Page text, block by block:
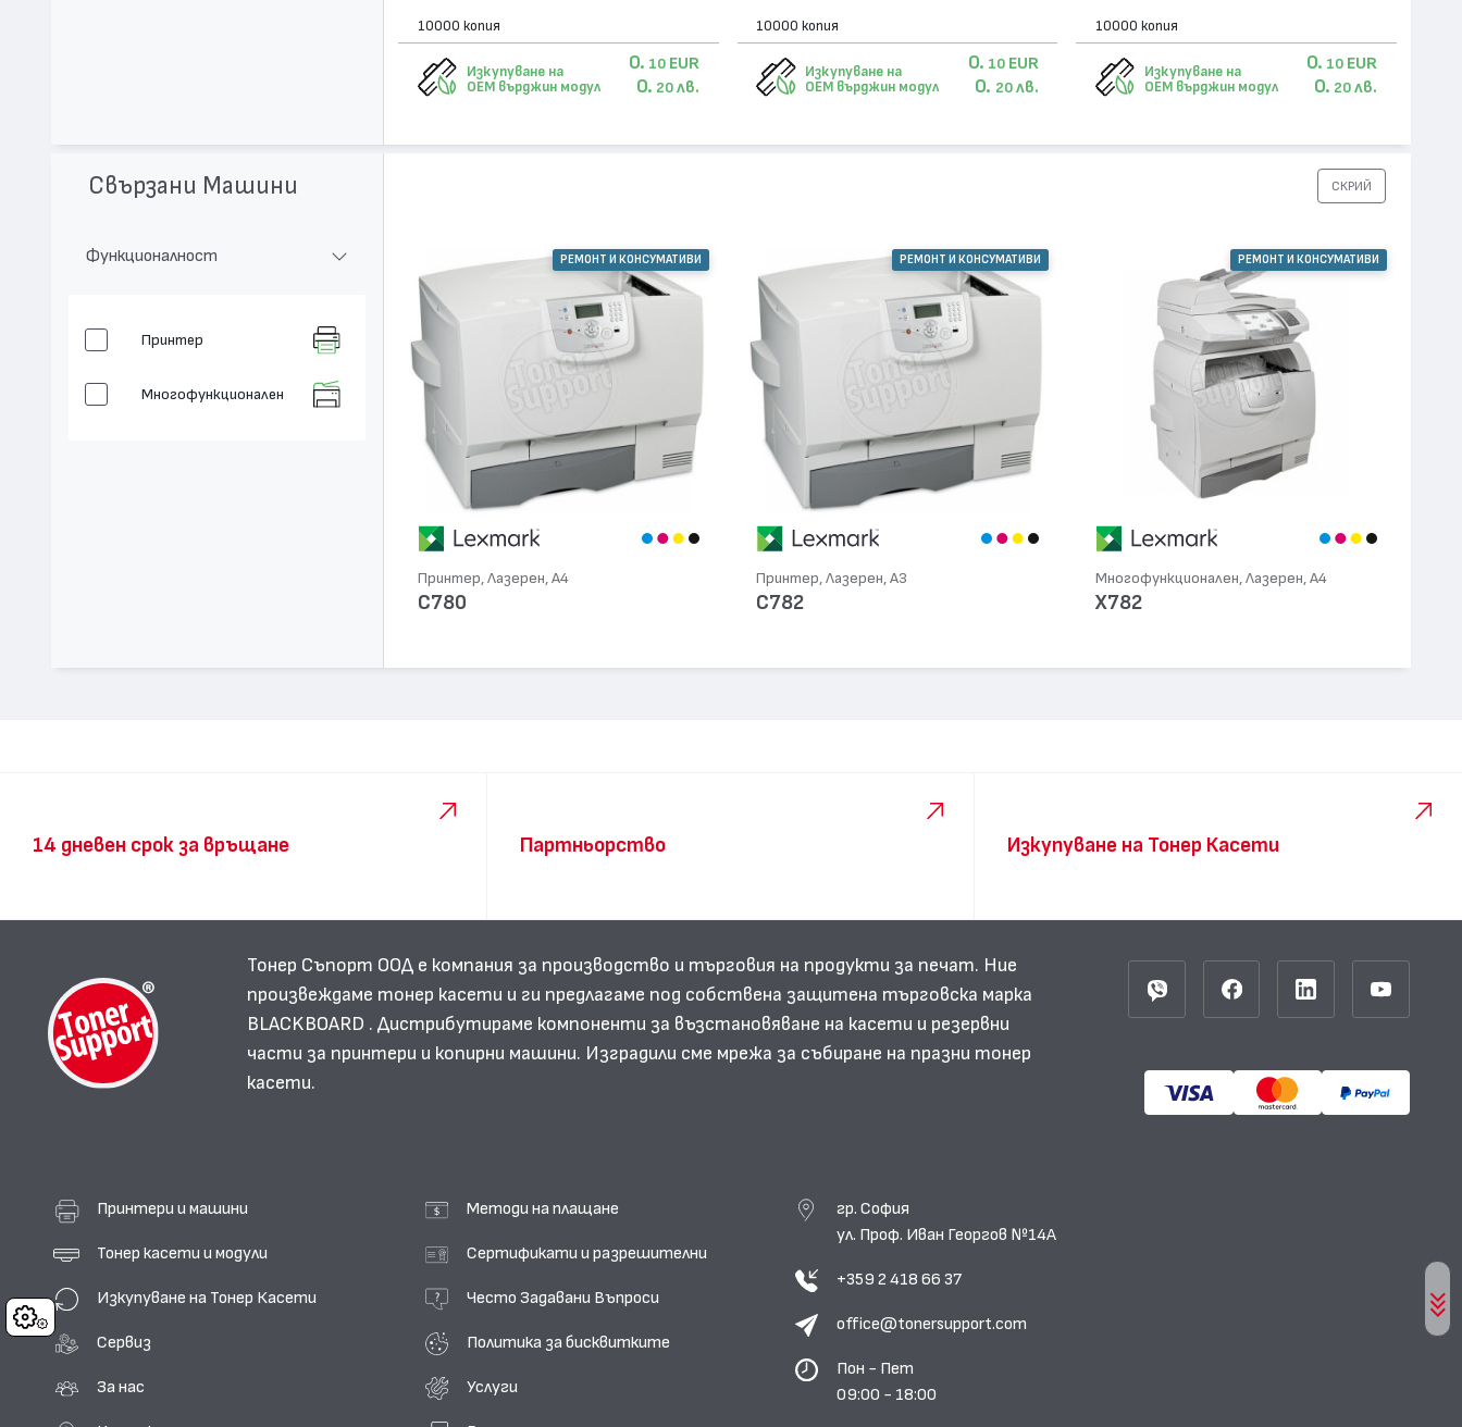
Cookies
10000 копия
Изкупуване на
OEM върджин модул
0. 10 EUR
0. 20 лв.
10000 копия
Изкупуване на
OEM върджин модул
0. 10 EUR
0. 20 лв.
10000 копия
Изкупуване на
OEM върджин модул
0. 10 EUR
0. 20 лв.
Свързани Машини СКРИЙ
Функционалност
Принтер
Многофункционален
РЕМОНТ И КОНСУМАТИВИ
Принтер, Лазерен, А4
C780
РЕМОНТ И КОНСУМАТИВИ
Принтер, Лазерен, А3
C782
РЕМОНТ И КОНСУМАТИВИ
Многофункционален, Лазерен, А4
X782
14 дневен срок за връщане Партньорство Изкупуване на Тонер Касети
Тонер Съпорт ООД е компания за производство и търговия на продукти за печат. Ние
произвеждаме тонер касети и ги предлагаме под собствена защитена търговска марка
BLACKBOARD . Дистрибутираме компоненти за възстановяване на касети и резервни
части за принтери и копирни машини. Изградили сме мрежа за събиране на празни тонер
касети.
Принтери и машини
Тонер касети и модули
Изкупуване на Тонер Касети
Сервиз
За нас
Методи на плащане
Сертификати и разрешителни
Често Задавани Въпроси
Политика за бисквитките
Услуги
гр. София
ул. Проф. Иван Георгов №14А
+359 2 418 66 37
office@tonersupport.com
Пон - Пет
09:00 - 18:00